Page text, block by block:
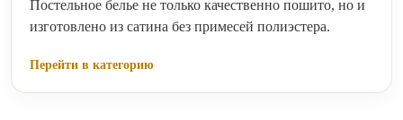
Постельное белье не только качественно пошито, но и
изготовлено из сатина без примесей полиэстера.
Перейти в категорию